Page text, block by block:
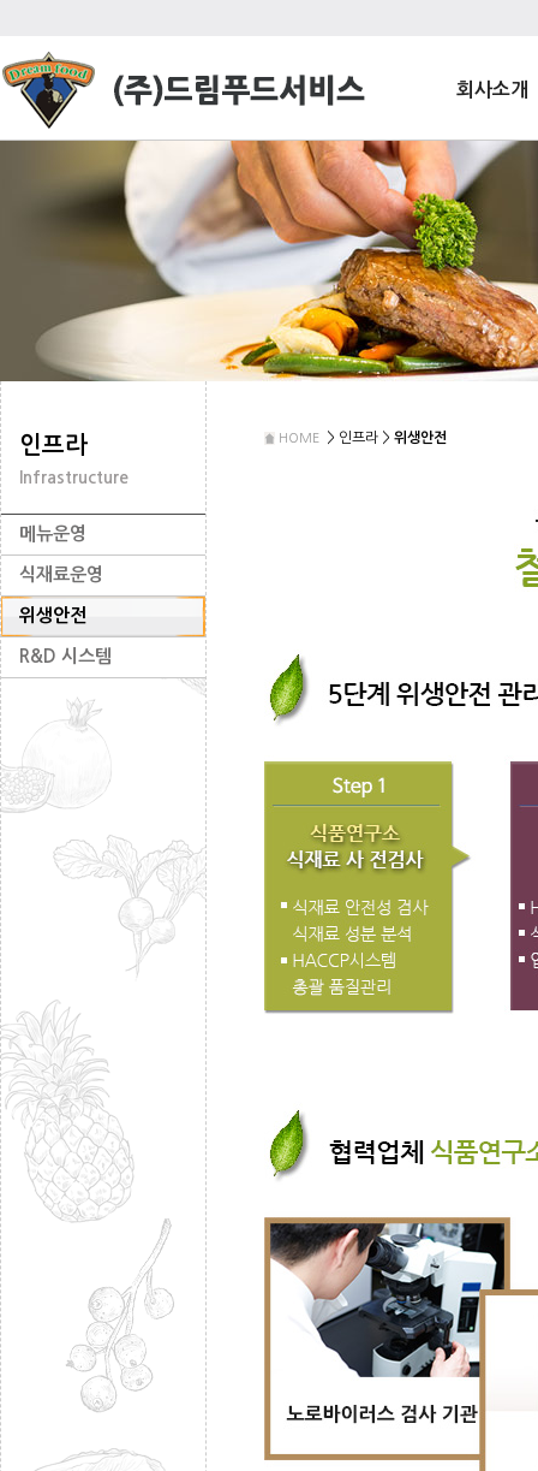
회사소개
인프라
Infrastructure
메뉴운영
식재료운영
위생안전
R&D 시스템
HOME > 인프라 > 위생안전